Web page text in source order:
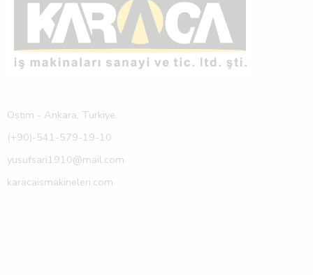
Ostim - Ankara, Turkiye.
(+90)-541-579-19-10
yusufsari1910@mail.com
karacaismakineleri.com